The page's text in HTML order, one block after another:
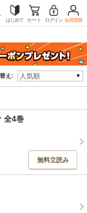
はじめて カート ログイン 会員登録
え:
全4巻
無料立読み